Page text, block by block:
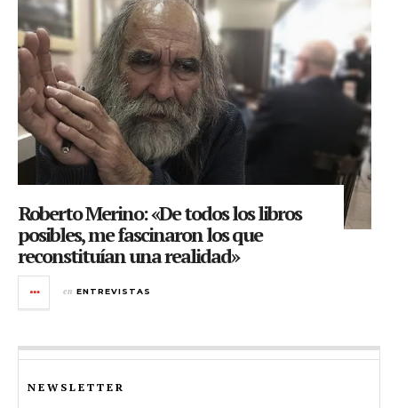
Roberto Merino: «De todos los libros
posibles, me fascinaron los que
reconstituían una realidad»
en ENTREVISTAS
NEWSLETTER